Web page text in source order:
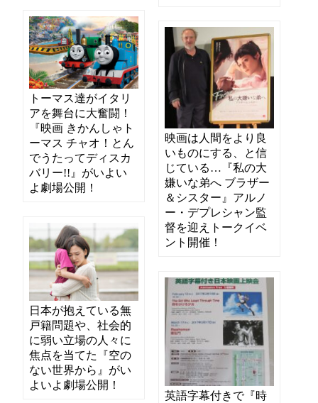
トーマス達がイタリ
アを舞台に大奮闘！
『映画 きかんしゃト
ーマス チャオ！とん
でうたってディスカ
バリー!!』がいよい
よ劇場公開！
映画は人間をより良
いものにする、と信
じている…『私の大
嫌いな弟へ ブラザー
＆シスター』アルノ
ー・デプレシャン監
督を迎えトークイベ
ント開催！
日本が抱えている無
戸籍問題や、社会的
に弱い立場の人々に
焦点を当てた『空の
ない世界から』がい
よいよ劇場公開！
英語字幕付きで『時